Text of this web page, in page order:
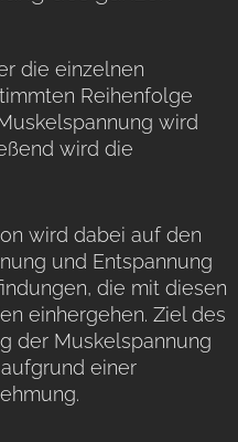
die einzelnen
Reihenfolge
wird
wird die
wird dabei auf den
und Entspannung
die mit diesen
einhergehen. Ziel des
der Muskelspannung
einer